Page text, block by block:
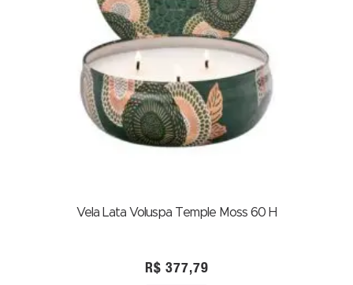
Vela Lata Voluspa Temple Moss 60 H
R$ 377,79